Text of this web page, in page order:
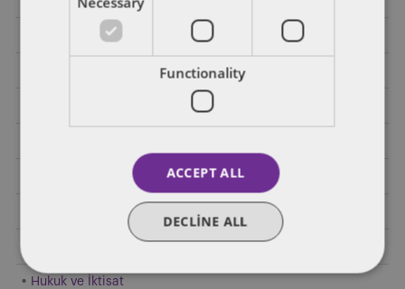
Elektrikli Araçlar
Hakim Durumun Kötüye Kullanılması
Hızlı Tüketim Malları
Hukuk ve İktisat
Functionality
ACCEPT ALL
DECLINE ALL